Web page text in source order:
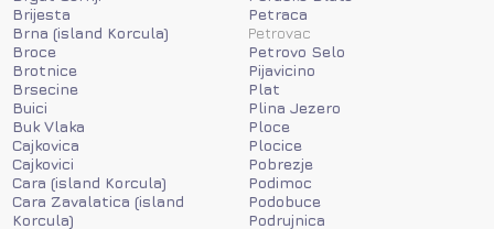
Brijesta
Brna (island Korcula)
Broce
Brotnice
Brsecine
Buici
Buk Vlaka
Cajkovica
Cajkovici
Cara (island Korcula)
Cara Zavalatica (island
Korcula)
Petraca
Petrovac
Petrovo Selo
Pijavicino
Plat
Plina Jezero
Ploce
Plocice
Pobrezje
Podimoc
Podobuce
Podrujnica